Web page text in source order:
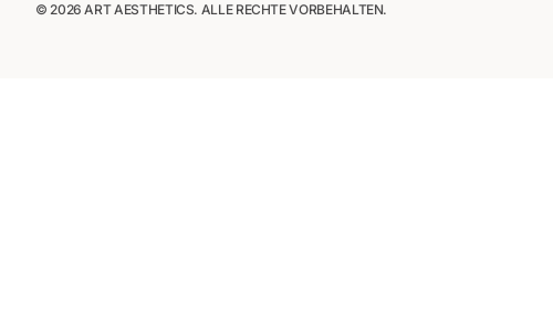
© 2026 ART AESTHETICS. ALLE RECHTE VORBEHALTEN.